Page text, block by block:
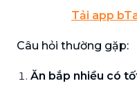
Tải app
Câu hỏi thường gặp:
Ăn bắp nhiều có